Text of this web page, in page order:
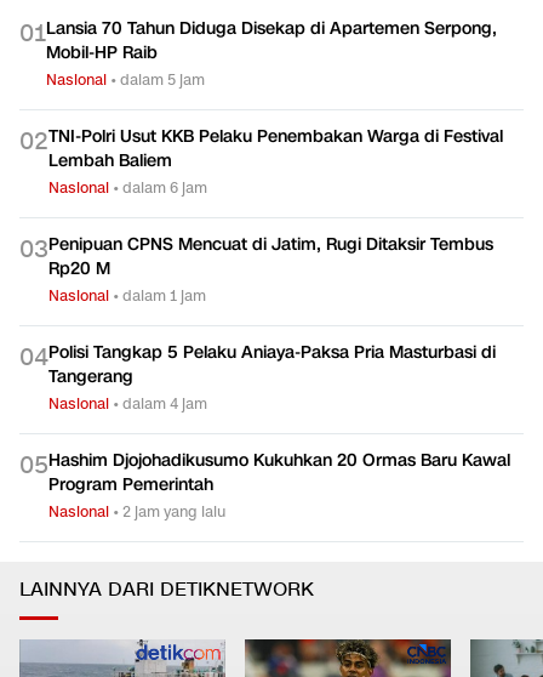
01Lansia 70 Tahun Diduga Disekap di Apartemen Serpong,
Mobil-HP Raib
Nasional •dalam 5 jam
02TNI-Polri Usut KKB Pelaku Penembakan Warga di Festival
Lembah Baliem
Nasional •dalam 6 jam
03Penipuan CPNS Mencuat di Jatim, Rugi Ditaksir Tembus
Rp20 M
Nasional •dalam 1 jam
04Polisi Tangkap 5 Pelaku Aniaya-Paksa Pria Masturbasi di
Tangerang
Nasional •dalam 4 jam
05Hashim Djojohadikusumo Kukuhkan 20 Ormas Baru Kawal
Program Pemerintah
Nasional •2 jam yang lalu
LAINNYA DARI DETIKNETWORK